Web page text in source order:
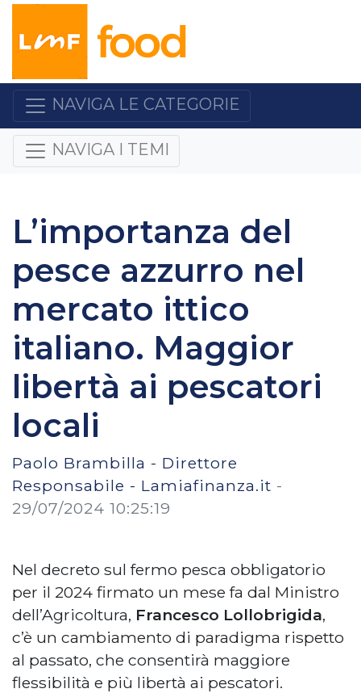
NAVIGA LE CATEGORIE
NAVIGA I TEMI
L’importanza del
pesce azzurro nel
mercato ittico
italiano. Maggior
libertà ai pescatori
locali
Paolo Brambilla - Direttore
Responsabile - Lamiafinanza.it -
29/07/2024 10:25:19
Nel decreto sul fermo pesca obbligatorio
per il 2024 firmato un mese fa dal Ministro
dell’Agricoltura, Francesco Lollobrigida,
c’è un cambiamento di paradigma rispetto
al passato, che consentirà maggiore
flessibilità e più libertà ai pescatori.